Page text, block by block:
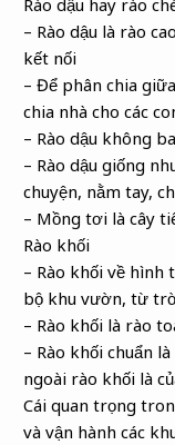
– Rào dậu là rào
kết nối
– Để phân chia
chia nhà cho các
– Rào dậu không
– Rào dậu giống
chuyện, nằm tay,
– Mồng tơi là cây
Rào khối
– Rào khối về
bộ khu vườn, từ
– Rào khối là rào
– Rào khối chuẩn
ngoài rào khối là
Cái quan trọng
và vận hành các